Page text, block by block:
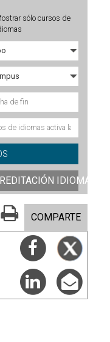
sólo cursos de
IDIOMAS
COMPARTE